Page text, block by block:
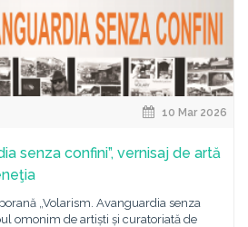
10 Mar 2026
senza confini”, vernisaj de artă
„Volarism. Avanguardia senza
omonim de artiști și curatoriată de